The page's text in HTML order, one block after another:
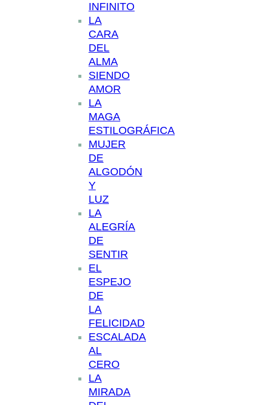
INFINITO
LA
CARA
DEL
ALMA
SIENDO
AMOR
LA
MAGA
ESTILOGRÁFICA
MUJER
DE
ALGODÓN
Y
LUZ
LA
ALEGRÍA
DE
SENTIR
EL
ESPEJO
DE
LA
FELICIDAD
ESCALADA
AL
CERO
LA
MIRADA